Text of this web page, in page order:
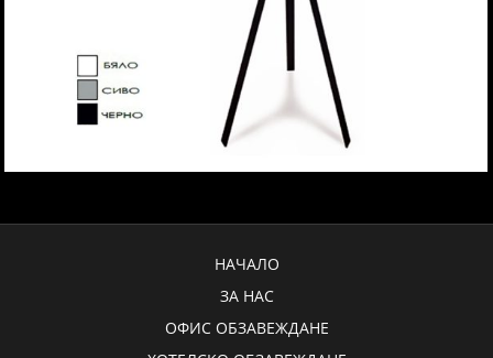
НАЧАЛО
ЗА НАС
ОФИС ОБЗАВЕЖДАНЕ